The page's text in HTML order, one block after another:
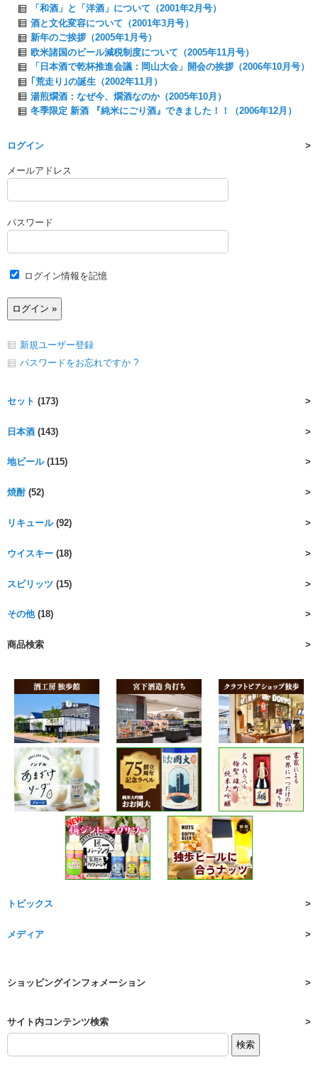
「和酒」と「洋酒」について（2001年2月号）
酒と文化変容について（2001年3月号）
新年のご挨拶（2005年1月号）
欧米諸国のビール減税制度について（2005年11月号）
「日本酒で乾杯推進会議：岡山大会」開会の挨拶（2006年10月号）
｢荒走り｣の誕生（2002年11月）
湯煎燗酒：なぜ今、燗酒なのか（2005年10月）
冬季限定 新酒 『純米にごり酒』できました！！（2006年12月）
ログイン
メールアドレス
パスワード
ログイン情報を記憶
新規ユーザー登録
パスワードをお忘れですか ?
セット (173)
日本酒 (143)
地ビール(115)
焼酎(52)
リキュール(92)
ウイスキー (18)
スピリッツ (15)
その他(18)
商品検索
トピックス
メディア
ショッピングインフォメーション
サイト内コンテンツ検索